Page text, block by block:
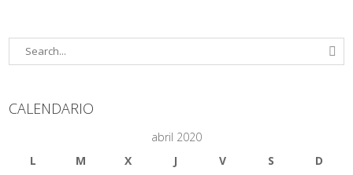
CALENDARIO
abril 2020
L
M X J V S
D